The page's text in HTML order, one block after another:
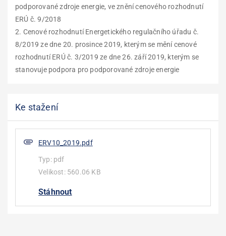
podporované zdroje energie, ve znění cenového rozhodnutí
ERÚ č. 9/2018
2. Cenové rozhodnutí Energetického regulačního úřadu č.
8/2019 ze dne 20. prosince 2019, kterým se mění cenové
rozhodnutí ERÚ č. 3/2019 ze dne 26. září 2019, kterým se
stanovuje podpora pro podporované zdroje energie
Ke stažení
ERV10_2019.pdf
Typ: pdf
Velikost: 560.06 KB
Stáhnout